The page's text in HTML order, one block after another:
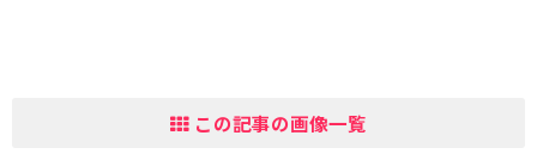
この記事の画像一覧